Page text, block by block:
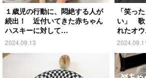
１歳児の行動に、悶絶する人が
続出！ 近付いてきた赤ちゃん
ハスキーに対して…
2024.09.13
「笑っ
い」 歌
れたオ
まり…
2024.09.11